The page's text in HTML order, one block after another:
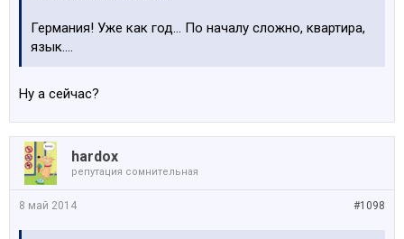
Германия! Уже как год... По началу сложно, квартира,
язык....
Ну а сейчас?
hardox
репутация сомнительная
#1098
8 май 2014